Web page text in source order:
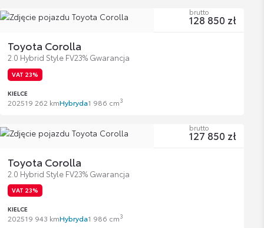
Toyota Corolla
2.0 Hybrid Style FV23% Gwarancja
VAT 23%
KIELCE
202519 262 kmHybryda1 986 cm3
brutto
128 850 zł
Toyota Corolla
2.0 Hybrid Style FV23% Gwarancja
VAT 23%
KIELCE
202519 943 kmHybryda1 986 cm3
brutto
127 850 zł